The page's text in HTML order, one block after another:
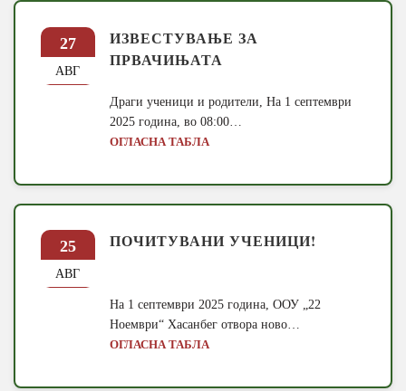
27
АВГ
ИЗВЕСТУВАЊЕ ЗА
ПРВАЧИЊАТА
Драги ученици и родители, На 1 септември
2025 година, во 08:00…
ОГЛАСНА ТАБЛА
25
АВГ
ПОЧИТУВАНИ УЧЕНИЦИ!
На 1 септември 2025 година, ООУ „22
Ноември“ Хасанбег отвора ново…
ОГЛАСНА ТАБЛА